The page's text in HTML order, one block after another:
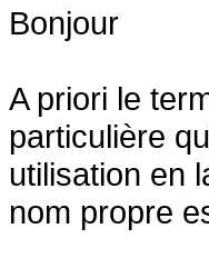
Bonjour
A priori le
particulière
utilisation en
nom propre